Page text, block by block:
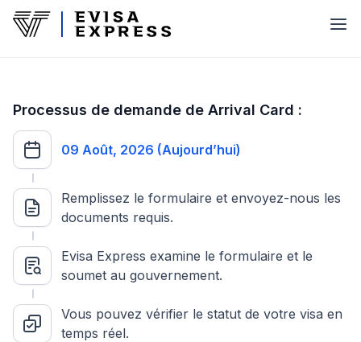
Processus de demande de Arrival Card :
09 Août, 2026 (Aujourd’hui)
Remplissez le formulaire et envoyez-nous les
documents requis.
Evisa Express examine le formulaire et le
soumet au gouvernement.
Vous pouvez vérifier le statut de votre visa en
temps réel.